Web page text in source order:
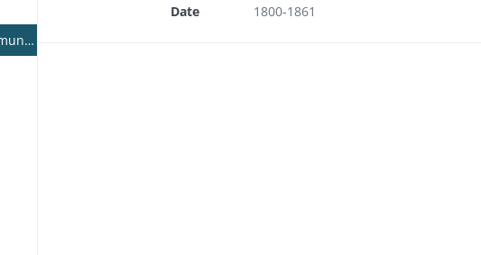
Baux (1801-1846); Partage, jouissance des biens communaux (1800-1853); Adjudications (1803-1861); Bois (1804-1857); Rentes (1808-1856); Anticipations, délimitations et abornements (1817-1837)
Date
1800-1861